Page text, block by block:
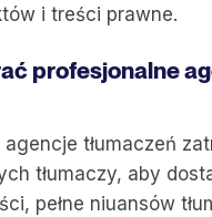
i treści prawne.
profesjonalne
agencje tłumaczeń
tłumaczy, aby
pełne niuansów